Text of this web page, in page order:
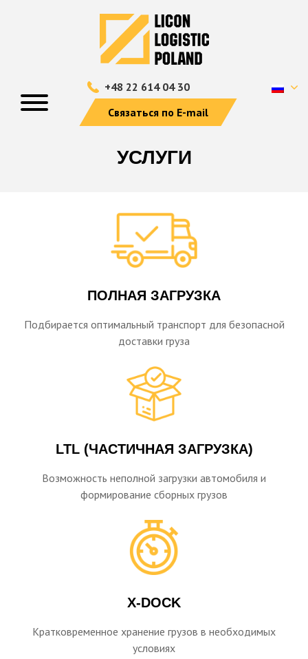
+48 22 614 04 30
Связаться по E-mail
УСЛУГИ
ПОЛНАЯ ЗАГРУЗКА
Подбирается оптимальный транспорт для безопасной
доставки груза
LTL (ЧАСТИЧНАЯ ЗАГРУЗКА)
Возможность неполной загрузки автомобиля и
формирование сборных грузов
X-DOCK
Кратковременное хранение грузов в необходимых
условиях